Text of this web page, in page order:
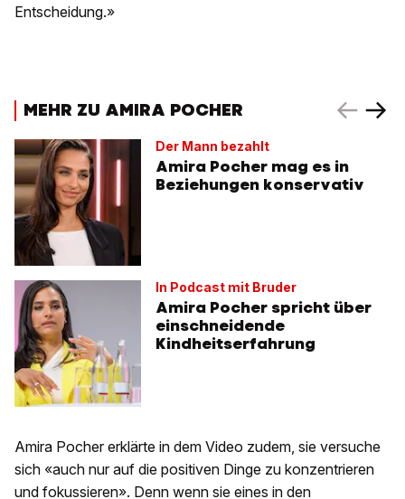
Entscheidung.»
MEHR ZU AMIRA POCHER
Der Mann bezahlt
Amira Pocher mag es in
Beziehungen konservativ
In Podcast mit Bruder
Amira Pocher spricht über
einschneidende
Kindheitserfahrung
Amira Pocher erklärte in dem Video zudem, sie versuche
sich «auch nur auf die positiven Dinge zu konzentrieren
und fokussieren». Denn wenn sie eines in den